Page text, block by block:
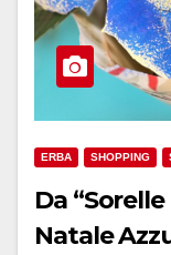
ERBA SHOPPING
Da
Natale